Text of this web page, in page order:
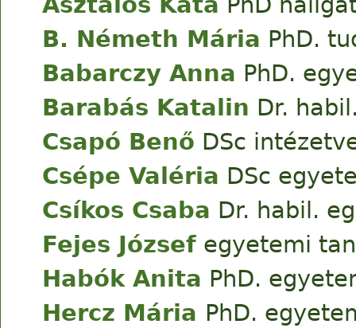
B. Németh Mária PhD.
Babarczy Anna PhD.
Barabás Katalin Dr.
Csapó Benő DSc
Csépe Valéria DSc
Csíkos Csaba Dr. habil.
Fejes József egyetemi
Habók Anita PhD.
Hercz Mária PhD.